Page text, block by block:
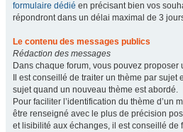
formulaire dédié en précisant bien vos
répondront dans un délai maximal de 3
Le contenu des messages publics
Rédaction des messages
Dans chaque forum, vous pouvez
Il est conseillé de traiter un thème par
sujet quand un nouveau thème est abordé.
Pour faciliter l’identification du thème d’un
être renseigné avec le plus de précision
et lisibilité aux échanges, il est conseillé